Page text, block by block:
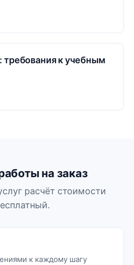
требования к учебным
на заказ
расчёт стоимости
к каждому шагу